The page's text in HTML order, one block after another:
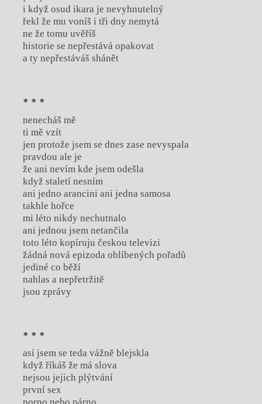
i když osud ikara je nevyhnutelný
řekl že mu voníš i tři dny nemytá
ne že tomu uvěříš
historie se nepřestává opakovat
a ty nepřestáváš shánět
* * *
nenecháš mě
ti mě vzít
jen protože jsem se dnes zase nevyspala
pravdou ale je
že ani nevím kde jsem odešla
když staletí nesním
ani jedno arancini ani jedna samosa
takhle hořce
mi léto nikdy nechutnalo
ani jednou jsem netančila
toto léto kopíruju českou televizi
žádná nová epizoda oblíbených pořadů
jediné co běží
nahlas a nepřetržitě
jsou zprávy
* * *
asi jsem se teda vážně blejskla
když říkáš že má slova
nejsou jejich plýtvání
první sex